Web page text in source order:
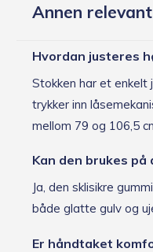
Annen
Hvordan justeres
Stokken har et enkelt
trykker inn
mellom 79 og 106,5
Kan den brukes
Ja, den sklisikre
både glatte gulv og
Er håndtaket